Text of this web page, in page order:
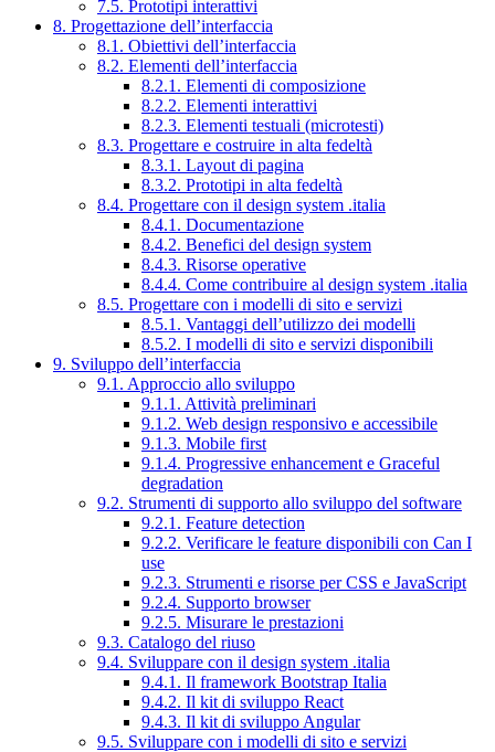
7.5. Prototipi interattivi
8. Progettazione dell’interfaccia
8.1. Obiettivi dell’interfaccia
8.2. Elementi dell’interfaccia
8.2.1. Elementi di composizione
8.2.2. Elementi interattivi
8.2.3. Elementi testuali (microtesti)
8.3. Progettare e costruire in alta fedeltà
8.3.1. Layout di pagina
8.3.2. Prototipi in alta fedeltà
8.4. Progettare con il design system .italia
8.4.1. Documentazione
8.4.2. Benefici del design system
8.4.3. Risorse operative
8.4.4. Come contribuire al design system .italia
8.5. Progettare con i modelli di sito e servizi
8.5.1. Vantaggi dell’utilizzo dei modelli
8.5.2. I modelli di sito e servizi disponibili
9. Sviluppo dell’interfaccia
9.1. Approccio allo sviluppo
9.1.1. Attività preliminari
9.1.2. Web design responsivo e accessibile
9.1.3. Mobile first
9.1.4. Progressive enhancement e Graceful
degradation
9.2. Strumenti di supporto allo sviluppo del software
9.2.1. Feature detection
9.2.2. Verificare le feature disponibili con Can I
use
9.2.3. Strumenti e risorse per CSS e JavaScript
9.2.4. Supporto browser
9.2.5. Misurare le prestazioni
9.3. Catalogo del riuso
9.4. Sviluppare con il design system .italia
9.4.1. Il framework Bootstrap Italia
9.4.2. Il kit di sviluppo React
9.4.3. Il kit di sviluppo Angular
9.5. Sviluppare con i modelli di sito e servizi